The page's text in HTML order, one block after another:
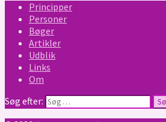
Principper
Personer
Bøger
Artikler
Udblik
Links
Om
Søg efter: